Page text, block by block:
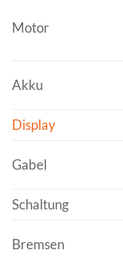
Motor
Akku
Display
Gabel
Schaltung
Bremsen